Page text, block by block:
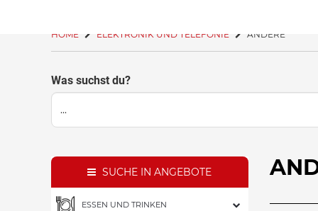
HOME ELEKTRONIK UND TELEFONIE ANDERE
Was suchst du?
SUCHE IN ANGEBOTE
ESSEN UND TRINKEN